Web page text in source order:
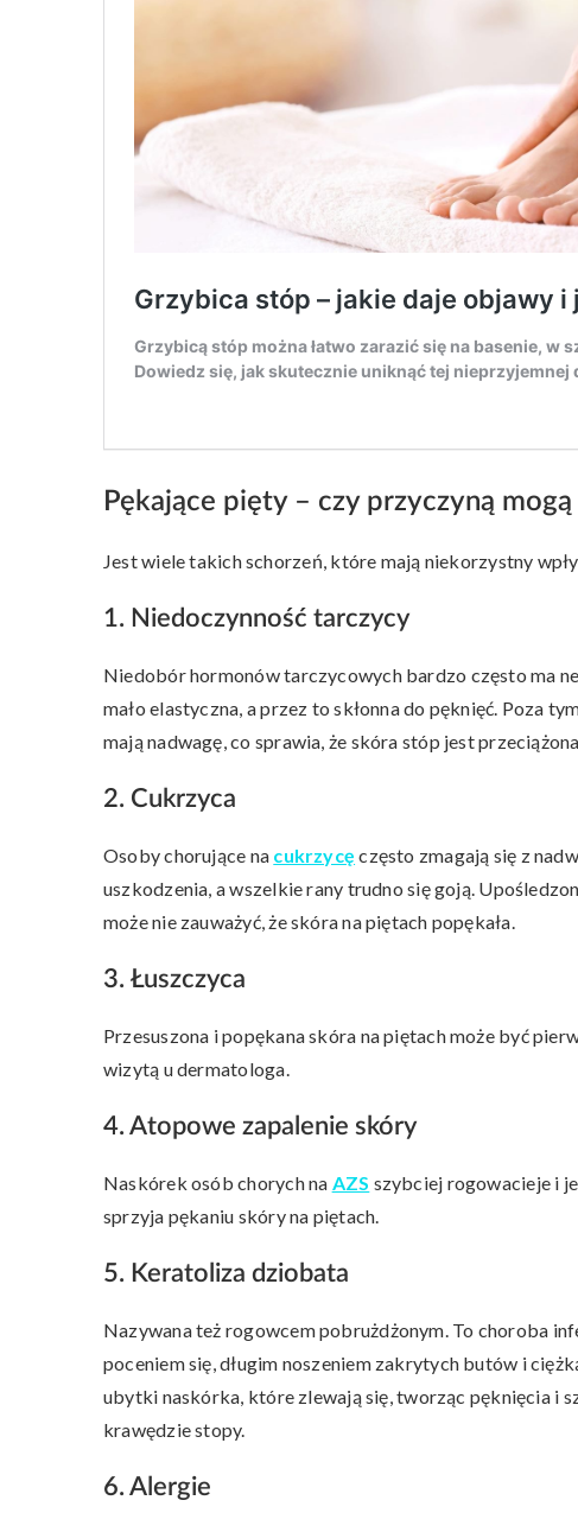
Pękające pięty – czy przyczyną
Jest wiele takich schorzeń, które mają niekorzystny
1. Niedoczynność tarczycy
Niedobór hormonów tarczycowych bardzo często ma
mało elastyczna, a przez to skłonna do pęknięć. Poza
mają nadwagę, co sprawia, że skóra stóp jest
2. Cukrzyca
Osoby chorujące na cukrzycę często zmagają się z
uszkodzenia, a wszelkie rany trudno się goją.
może nie zauważyć, że skóra na piętach popękała.
3. Łuszczyca
Przesuszona i popękana skóra na piętach może być
wizytą u dermatologa.
4. Atopowe zapalenie skóry
Naskórek osób chorych na AZS szybciej rogowacieje i
sprzyja pękaniu skóry na piętach.
5. Keratoliza dziobata
Nazywana też rogowcem pobrużdżonym. To choroba
poceniem się, długim noszeniem zakrytych butów i
ubytki naskórka, które zlewają się, tworząc pęknięcia i
krawędzie stopy.
6. Alergie